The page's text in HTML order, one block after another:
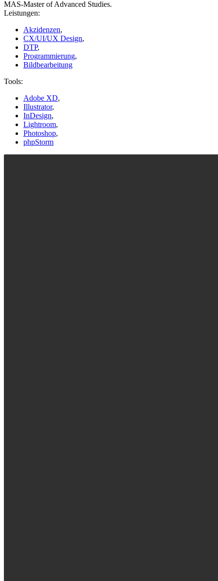
MAS-Master of Advanced Studies.
Leistungen:
Akzidenzen,
CX/UI/UX Design,
DTP,
Programmierung,
Bildbearbeitung
Tools:
Adobe XD,
Illustrator,
InDesign,
Lightroom,
Photoshop,
phpStorm